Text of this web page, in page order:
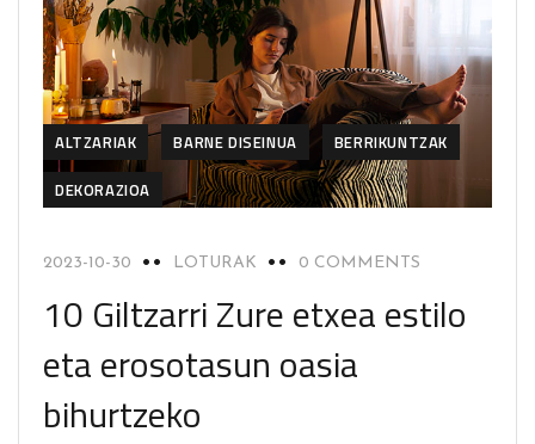
ALTZARIAK BARNE DISEINUA
BERRIKUNTZAK
DEKORAZIOA
2023-10-30 LOTURAK 0 COMMENTS
10 Giltzarri Zure etxea estilo
eta erosotasun oasia
bihurtzeko